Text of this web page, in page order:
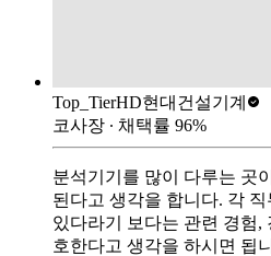
Top_TierHD현대건설기계
코사장 ∙ 채택률 96%
분석기기를 많이 다루는 곳
된다고 생각을 합니다. 각
있다라기 보다는 관련 경험,
호한다고 생각을 하시면 됩